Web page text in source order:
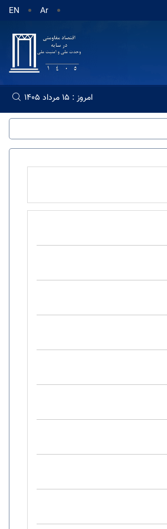
EN Ar
امروز : 15 مرداد 1405